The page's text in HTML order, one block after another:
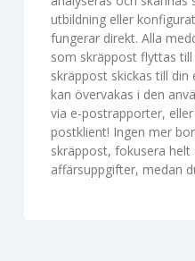
utbildning eller
fungerar direkt. Alla
som skräppost flyttas
skräppost skickas till
kan övervakas i den
via e-postrapporter,
postklient! Ingen mer
skräppost, fokusera helt
affärsuppgifter, medan